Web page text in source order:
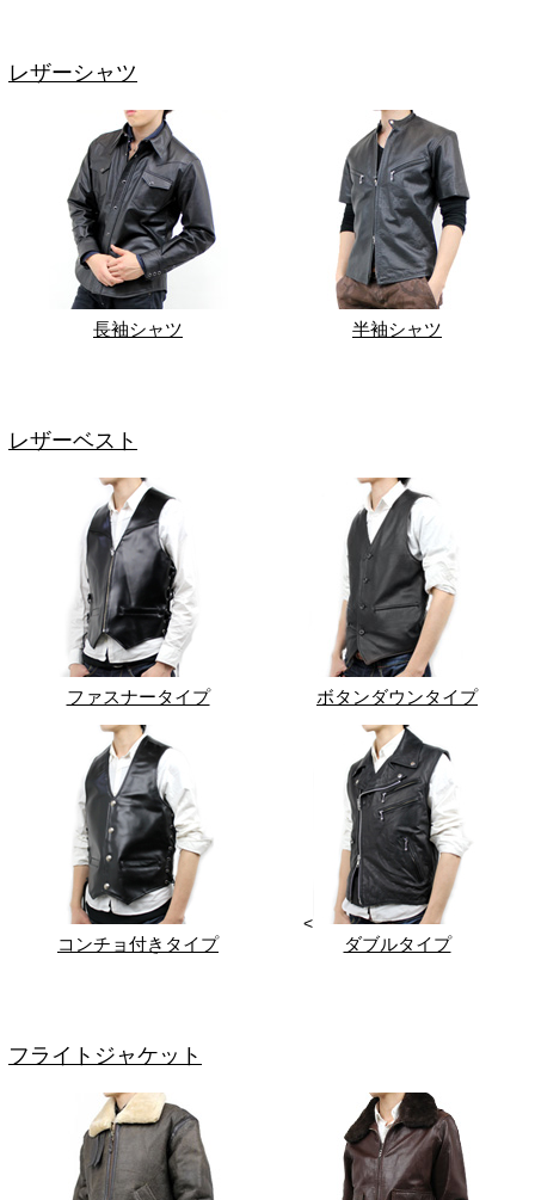
レザーシャツ
長袖シャツ 半袖シャツ
レザーベスト
ファスナータイプ ボタンダウンタイプ
コンチョ付きタイプ
<
ダブルタイプ
フライトジャケット